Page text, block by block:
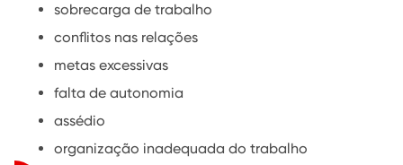
sobrecarga de trabalho
conflitos nas relações
metas excessivas
falta de autonomia
assédio
organização inadequada do trabalho